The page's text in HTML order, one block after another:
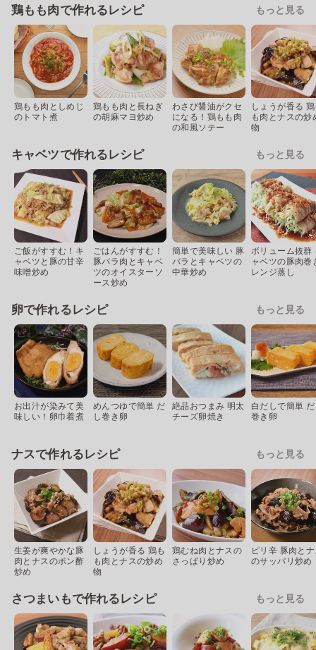
鶏もも肉で作れるレシピ もっと見る
鶏もも肉としめじ
のトマト煮
鶏もも肉と長ねぎ
の胡麻マヨ炒め
わさび醤油がクセ
になる！鶏もも肉
の和風ソテー
しょうが香る
も肉とナスの炒
物
キャベツで作れるレシピ もっと見る
ご飯がすすむ！キ
ャベツと豚の甘辛
味噌炒め
ごはんがすすむ！
豚バラ肉とキャベ
ツのオイスターソ
ース炒め
簡単で美味しい 豚
バラとキャベツの
中華炒め
ボリューム抜群
ャベツの豚肉巻
レンジ蒸し
卵で作れるレシピ もっと見る
お出汁が染みて美
味しい！卵巾着煮
めんつゆで簡単 だ
し巻き卵
絶品おつまみ 明太
チーズ卵焼き
白だしで簡単
巻き卵
ナスで作れるレシピ もっと見る
生姜が爽やかな豚
肉とナスのポン酢
炒め
しょうが香る 鶏も
も肉とナスの炒め
物
鶏むね肉とナスの
さっぱり炒め
ピリ辛 豚肉と
のサッパリ炒め
さつまいもで作れるレシピ もっと見る